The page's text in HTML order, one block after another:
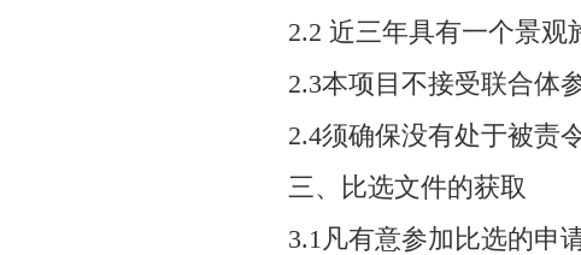
2.2 近三年具有一个景观
2.3本项目不接受联合体
2.4须确保没有处于被责
三、比选文件的获取
3.1凡有意参加比选的申